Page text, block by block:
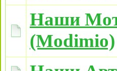
Наши
(Modimio)